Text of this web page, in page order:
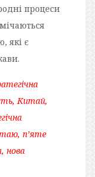
процеси
які є
Китай,
п’яте
нова